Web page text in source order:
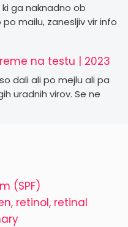
ga naknadno ob
mailu, zanesljiv vir info
na testu | 2023
dali ali po mejlu ali pa
uradnih virov. Se ne
(SPF)
retinol, retinal